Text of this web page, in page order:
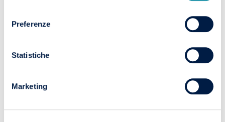
Preferenze
Statistiche
Marketing
INGEGNERE GESTIONALE: COMPITI